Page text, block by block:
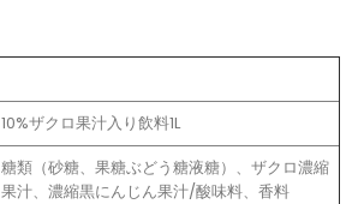
10%ザクロ果汁入り飲料1L
糖類（砂糖、果糖ぶどう糖液糖）、ザクロ濃縮
果汁、濃縮黒にんじん果汁/酸味料、香料